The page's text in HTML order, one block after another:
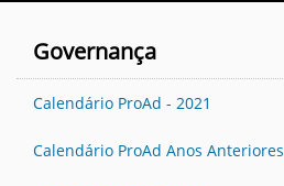
Governança
Calendário ProAd - 2021
Calendário ProAd Anos Anteriores